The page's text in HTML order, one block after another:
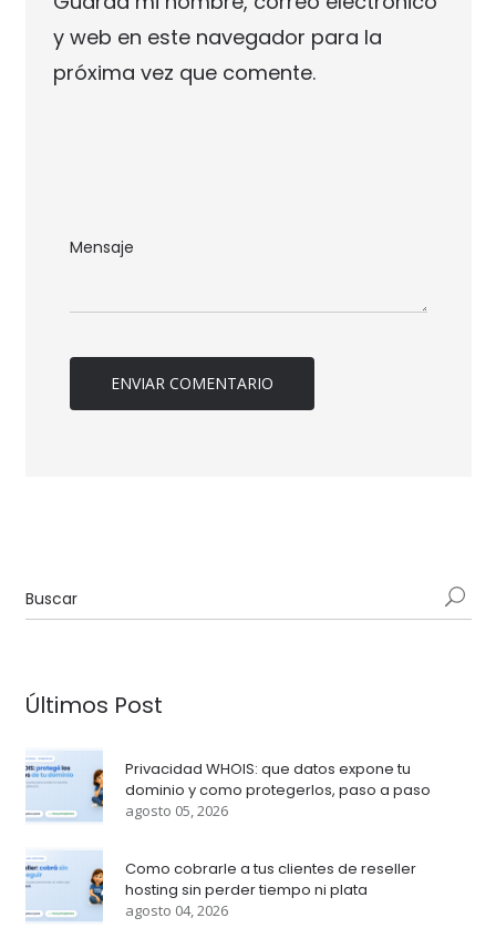
y web en este navegador para la
próxima vez que comente.
Últimos Post
Privacidad WHOIS: que datos expone tu
dominio y como protegerlos, paso a paso
agosto 05, 2026
Como cobrarle a tus clientes de reseller
hosting sin perder tiempo ni plata
agosto 04, 2026